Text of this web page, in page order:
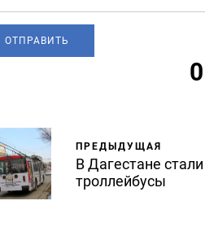
ПРЕДЫДУЩАЯ
В Дагестане стали
троллейбусы